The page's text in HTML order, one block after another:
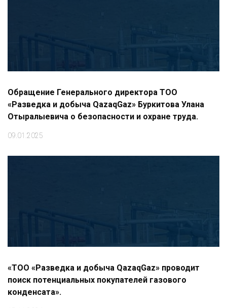
Обращение Генерального директора ТОО
«Разведка и добыча QazaqGaz» Буркитова Улана
Отыралыевича о безопасности и охране труда.
09.01.2025
«ТОО «Разведка и добыча QazaqGaz» проводит
поиск потенциальных покупателей газового
конденсата».